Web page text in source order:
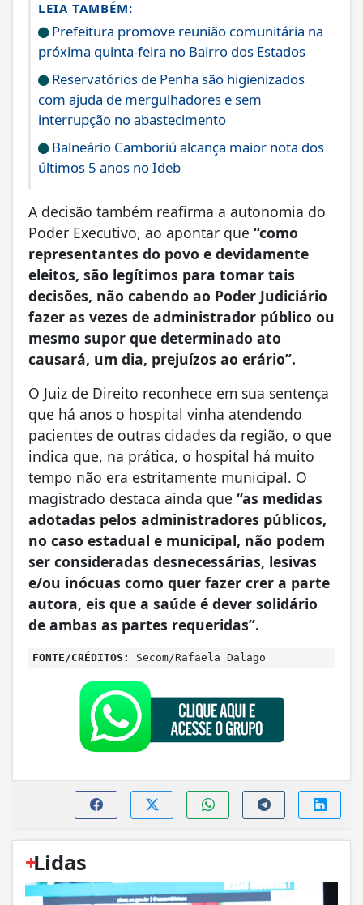
LEIA TAMBÉM:
Prefeitura promove reunião comunitária na
próxima quinta-feira no Bairro dos Estados
Reservatórios de Penha são higienizados
com ajuda de mergulhadores e sem
interrupção no abastecimento
Balneário Camboriú alcança maior nota dos
últimos 5 anos no Ideb
A decisão também reafirma a autonomia do
Poder Executivo, ao apontar que “como
representantes do povo e devidamente
eleitos, são legítimos para tomar tais
decisões, não cabendo ao Poder Judiciário
fazer as vezes de administrador público ou
mesmo supor que determinado ato
causará, um dia, prejuízos ao erário”.
O Juiz de Direito reconhece em sua sentença
que há anos o hospital vinha atendendo
pacientes de outras cidades da região, o que
indica que, na prática, o hospital há muito
tempo não era estritamente municipal. O
magistrado destaca ainda que “as medidas
adotadas pelos administradores públicos,
no caso estadual e municipal, não podem
ser consideradas desnecessárias, lesivas
e/ou inócuas como quer fazer crer a parte
autora, eis que a saúde é dever solidário
de ambas as partes requeridas”.
FONTE/CRÉDITOS: Secom/Rafaela Dalago
+
Lidas